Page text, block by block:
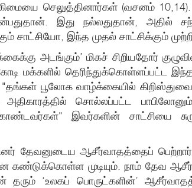
செலுத்தினார்கள் (வசனம்
இது நல்லதுதான், அதில்
சாட்சியோ, இந்த முதல் சாட்சிக்கும்
அடங்கும்’ மிகச் சிறியதோர்
மக்களில் தெரிந்துக்கொள்ளப்பட்ட
பூலோக வாழ்க்கையில் கிறிஸ்துவை
சொல்லப்பட்ட
இவர்களின் சாட்சியை
தேவனுடைய ஆசீர்வாதத்தைப்
கண்டுக்கொள்ள முடியும். நாம் தேவ
தரும் ‘உலகப் பொருட்களின்’